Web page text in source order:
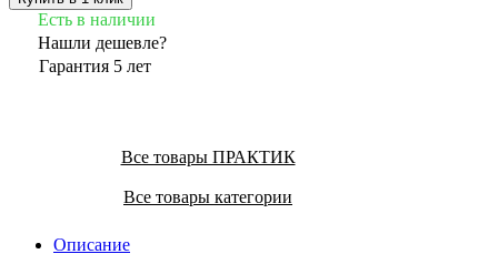
Есть в наличии
Нашли дешевле?
Гарантия 5 лет
Все товары ПРАКТИК
Все товары категории
Описание